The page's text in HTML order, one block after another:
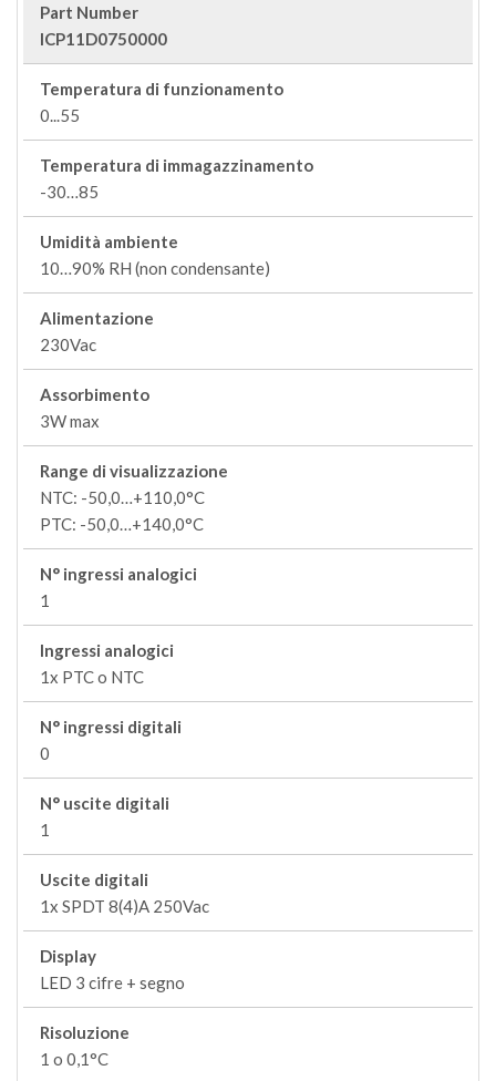
Part Number
ICP11D0750000
Temperatura di funzionamento
0...55
Temperatura di immagazzinamento
-30…85
Umidità ambiente
10…90% RH (non condensante)
Alimentazione
230Vac
Assorbimento
3W max
Range di visualizzazione
NTC: -50,0…+110,0°C
PTC: -50,0…+140,0°C
N° ingressi analogici
1
Ingressi analogici
1x PTC o NTC
N° ingressi digitali
0
N° uscite digitali
1
Uscite digitali
1x SPDT 8(4)A 250Vac
Display
LED 3 cifre + segno
Risoluzione
1 o 0,1°C